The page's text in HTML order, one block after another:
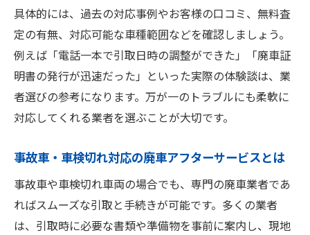
具体的には、過去の対応事例やお客様の口コミ、無料査
定の有無、対応可能な車種範囲などを確認しましょう。
例えば「電話一本で引取日時の調整ができた」「廃車証
明書の発行が迅速だった」といった実際の体験談は、業
者選びの参考になります。万が一のトラブルにも柔軟に
対応してくれる業者を選ぶことが大切です。
事故車・車検切れ対応の廃車アフターサービスとは
事故車や車検切れ車両の場合でも、専門の廃車業者であ
ればスムーズな引取と手続きが可能です。多くの業者
は、引取時に必要な書類や準備物を事前に案内し、現地